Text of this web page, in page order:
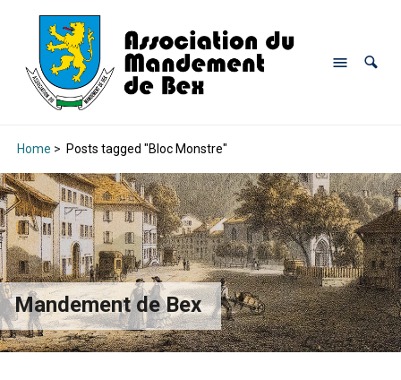
Home > Posts tagged "Bloc Monstre"
Mandement de Bex